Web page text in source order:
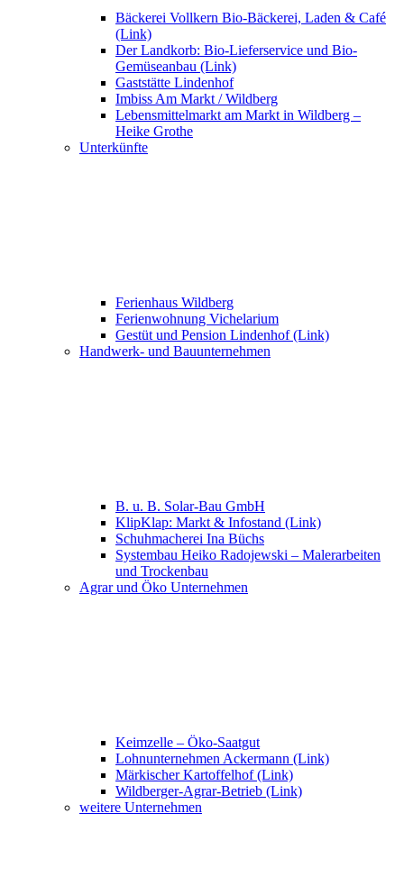
Bäckerei Vollkern Bio-Bäckerei, Laden & Café
(Link)
Der Landkorb: Bio-Lieferservice und Bio-
Gemüseanbau (Link)
Gaststätte Lindenhof
Imbiss Am Markt / Wildberg
Lebensmittelmarkt am Markt in Wildberg –
Heike Grothe
Unterkünfte
Ferienhaus Wildberg
Ferienwohnung Vichelarium
Gestüt und Pension Lindenhof (Link)
Handwerk- und Bauunternehmen
B. u. B. Solar-Bau GmbH
KlipKlap: Markt & Infostand (Link)
Schuhmacherei Ina Büchs
Systembau Heiko Radojewski – Malerarbeiten
und Trockenbau
Agrar und Öko Unternehmen
Keimzelle – Öko-Saatgut
Lohnunternehmen Ackermann (Link)
Märkischer Kartoffelhof (Link)
Wildberger-Agrar-Betrieb (Link)
weitere Unternehmen